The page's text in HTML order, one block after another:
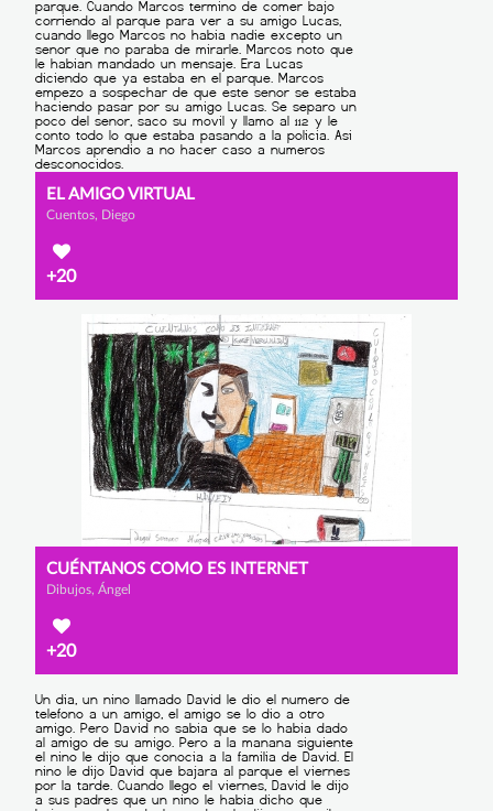
EL AMIGO VIRTUAL
Cuentos, Diego
+20
CUÉNTANOS COMO ES INTERNET
Dibujos, Ángel
+20